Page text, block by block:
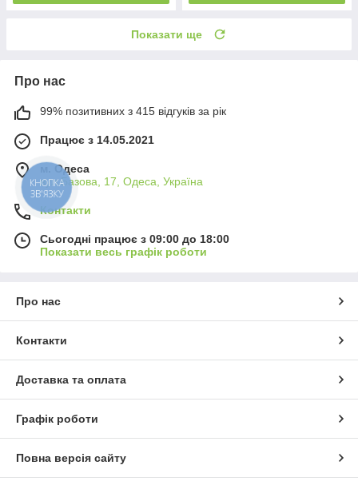
Показати ще
Про нас
99% позитивних з 415 відгуків за рік
Працює з 14.05.2021
м. Одеса
вул.Базова, 17, Одеса, Україна
Контакти
Сьогодні працює з 09:00 до 18:00
Показати весь графік роботи
Про нас
Контакти
Доставка та оплата
Графік роботи
Повна версія сайту
КНОПКА
ЗВ'ЯЗКУ